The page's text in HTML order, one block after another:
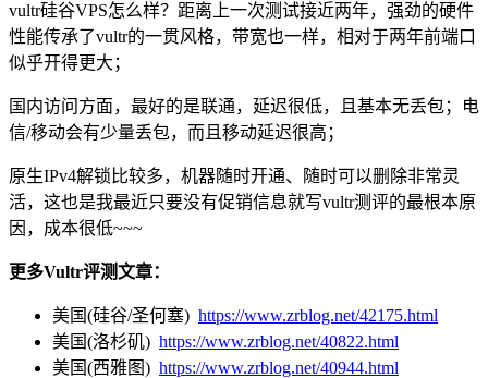
vultr硅谷VPS怎么样？距离上一次测试接近两年，强劲的硬件
性能传承了vultr的一贯风格，带宽也一样，相对于两年前端口
似乎开得更大；
国内访问方面，最好的是联通，延迟很低，且基本无丢包；电
信/移动会有少量丢包，而且移动延迟很高；
原生IPv4解锁比较多，机器随时开通、随时可以删除非常灵
活，这也是我最近只要没有促销信息就写vultr测评的最根本原
因，成本很低~~~
更多Vultr评测文章：
美国(硅谷/圣何塞) https://www.zrblog.net/42175.html
美国(洛杉矶) https://www.zrblog.net/40822.html
美国(西雅图) https://www.zrblog.net/40944.html